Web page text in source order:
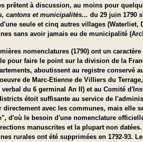
prêtent à discussion, au moins pour
cantons et municipalités... du 29 juin 1790
seule et cinq autres villages (Waterliet,
sans avoir jamais eu de municipalité
nomenclatures (1790) ont un
pour faire le point sur la division de la
aboutissent au registre conservé
de Marc-Etienne de Villiers du
verbal du 6 germinal An II) et au Comité
étoit suffisante au service de
directement avec les communes, mais elle
d'où le besoin d'une nomenclature
manuscrites et la plupart non
rurales ont été supprimées en 1792-93.